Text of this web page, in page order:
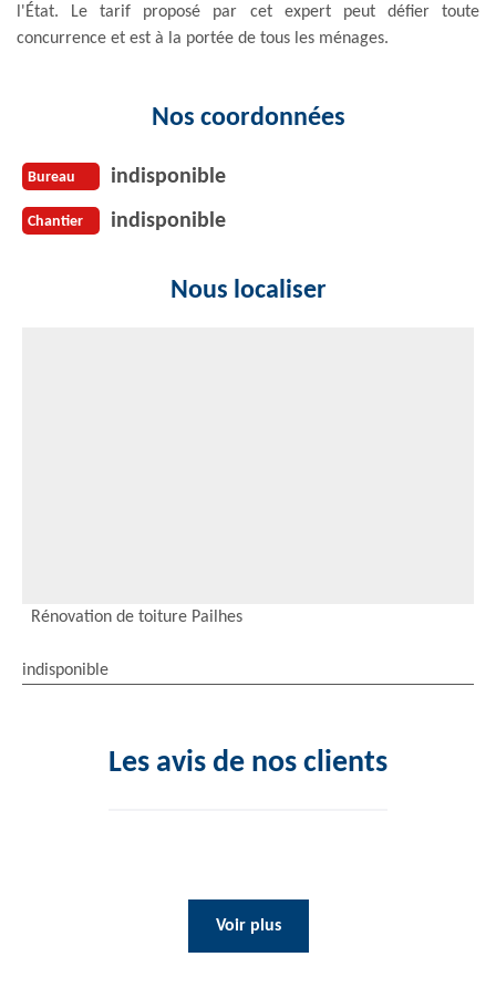
l'État. Le tarif proposé par cet expert peut défier toute
concurrence et est à la portée de tous les ménages.
Nos coordonnées
Bureau indisponible
Chantier indisponible
Nous localiser
Rénovation de toiture Pailhes
indisponible
Les avis de nos clients
Voir plus